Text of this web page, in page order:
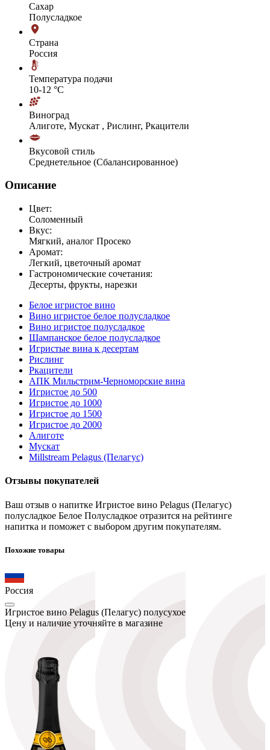
Сахар
Полусладкое
Страна
Россия
Температура подачи
10-12 °С
Виноград
Алиготе, Мускат , Рислинг, Ркацители
Вкусовой стиль
Среднетельное (Сбалансированное)
Описание
Цвет:
Соломенный
Вкус:
Мягкий, аналог Просеко
Аромат:
Легкий, цветочный аромат
Гастрономические сочетания:
Десерты, фрукты, нарезки
Белое игристое вино
Вино игристое белое полусладкое
Вино игристое полусладкое
Шампанское белое полусладкое
Игристые вина к десертам
Рислинг
Ркацители
АПК Мильстрим-Черноморские вина
Игристое до 500
Игристое до 1000
Игристое до 1500
Игристое до 2000
Алиготе
Мускат
Millstream Pelagus (Пелагус)
Отзывы покупателей
Ваш отзыв о напитке Игристое вино Pelagus (Пелагус)
полусладкое Белое Полусладкое отразится на рейтинге
напитка и поможет с выбором другим покупателям.
Похожие товары
Россия
Игристое вино Pelagus (Пелагус) полусухое
Цену и наличие уточняйте в магазине